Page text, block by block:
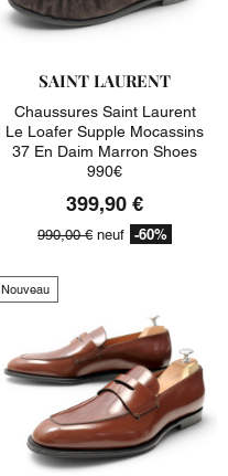
SAINT LAURENT
Chaussures Saint Laurent
Le Loafer Supple Mocassins
37 En Daim Marron Shoes
990€
399,90 €
990,00 € neuf -60%
Nouveau